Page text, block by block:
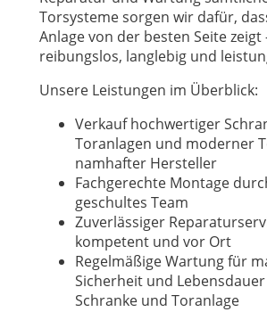
Torsysteme sorgen wir dafür,
Anlage von der besten Seite zeigt
reibungslos, langlebig und
Unsere Leistungen im Überblick:
Verkauf hochwertiger
Toranlagen und moderner
namhafter Hersteller
Fachgerechte Montage
geschultes Team
Zuverlässiger
kompetent und vor Ort
Regelmäßige Wartung für
Sicherheit und
Schranke und Toranlage